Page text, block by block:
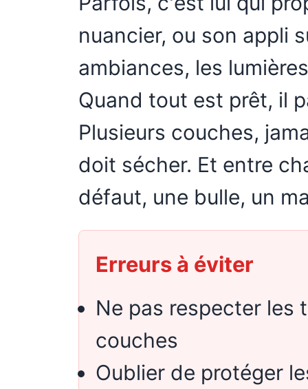
nuancier, ou son appli
ambiances, les
Quand tout est prêt, il
Plusieurs couches,
doit sécher. Et entre
défaut, une bulle, un
Erreurs à éviter
Ne pas respecter les
couches
Oublier de protéger